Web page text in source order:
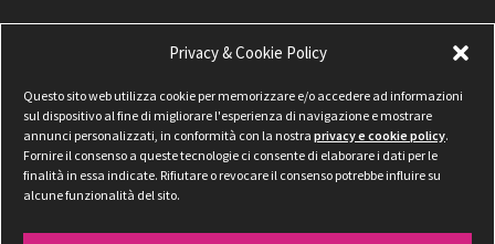
Privacy & Cookie Policy
Questo sito web utilizza cookie per memorizzare e/o accedere ad informazioni
sul dispositivo al fine di migliorare l'esperienza di navigazione e mostrare
annunci personalizzati, in conformità con la nostra privacy e cookie policy.
Fornire il consenso a queste tecnologie ci consente di elaborare i dati per le
finalità in essa indicate. Rifiutare o revocare il consenso potrebbe influire su
alcune funzionalità del sito.